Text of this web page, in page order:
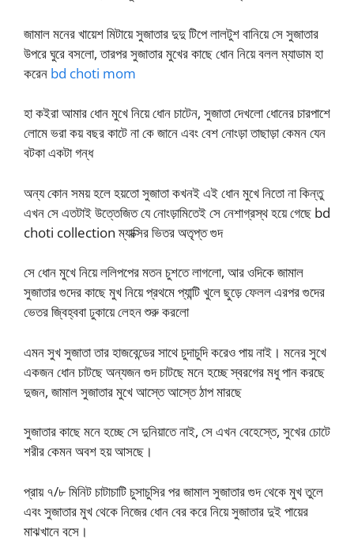
জামাল মনের খায়েশ মিটায়ে সুজাতার দুদু টিপে লালটুশ বানিয়ে সে সুজাতার
উপরে ঘুরে বসলো, তারপর সুজাতার মুখের কাছে ধোন নিয়ে বলল ম্যাডাম হা
করেন bd choti mom
হা কইরা আমার ধোন মুখে নিয়ে ধোন চাটেন, সুজাতা দেখলো ধোনের চারপাশে
লোমে ভরা কয় বছর কাটে না কে জানে এবং বেশ নোংড়া তাছাড়া কেমন যেন
বটকা একটা গন্ধ
অন্য কোন সময় হলে হয়তো সুজাতা কখনই এই ধোন মুখে নিতো না কিন্তু
এখন সে এতটাই উত্তেজিত যে নোংড়ামিতেই সে নেশাগ্রস্থ হয়ে গেছে bd
choti collection ম্যাক্সির ভিতর অতৃপ্ত গুদ
সে ধোন মুখে নিয়ে ললিপপের মতন চুশতে লাগলো, আর ওদিকে জামাল
সুজাতার গুদের কাছে মুখ নিয়ে প্রথমে প্যান্টি খুলে ছুড়ে ফেলল এরপর গুদের
ভেতর জ্বিহ্ববা ঢুকায়ে লেহন শুরু করলো
এমন সুখ সুজাতা তার হাজবেন্ডের সাথে চুদাচুদি করেও পায় নাই। মনের সুখে
একজন ধোন চাটছে অন্যজন গুদ চাটছে মনে হচ্ছে স্বরগের মধু পান করছে
দুজন, জামাল সুজাতার মুখে আস্তে আস্তে ঠাপ মারছে
সুজাতার কাছে মনে হচ্ছে সে দুনিয়াতে নাই, সে এখন বেহেস্তে, সুখের চোটে
শরীর কেমন অবশ হয় আসছে।
প্রায় ৭/৮ মিনিট চাটাচাটি চুসাচুসির পর জামাল সুজাতার গুদ থেকে মুখ তুলে
এবং সুজাতার মুখ থেকে নিজের ধোন বের করে নিয়ে সুজাতার দুই পায়ের
মাঝখানে বসে।